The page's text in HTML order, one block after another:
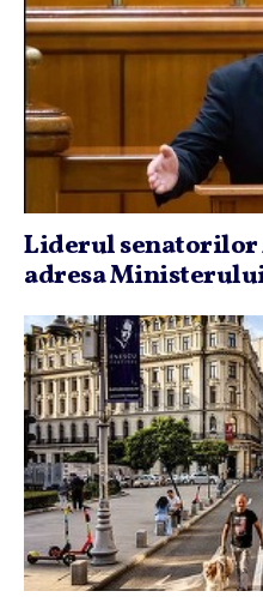
Liderul senatorilor
adresa